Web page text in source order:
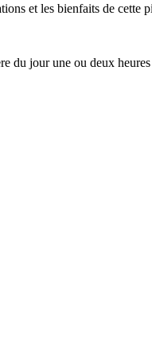
et les bienfaits de
du jour une ou deux heures